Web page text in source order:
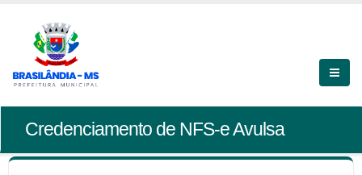
Credenciamento de NFS-e Avulsa